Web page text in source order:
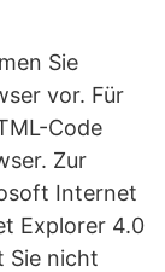
Sie
vor. Für
Code
Zur
Internet
Explorer 4.0
Sie nicht